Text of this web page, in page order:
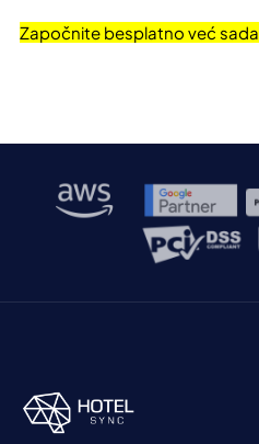
Započnite besplatno već sada